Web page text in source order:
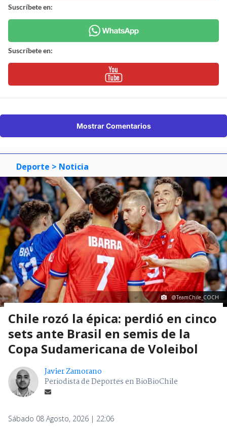
Suscríbete en:
Suscríbete en:
Mostrar Comentarios
Deporte > Noticia
@TeamChile_COCH
Chile rozó la épica: perdió en cinco
sets ante Brasil en semis de la
Copa Sudamericana de Voleibol
Javier Zamorano
Periodista de Deportes en BioBioChile
Sábado 08 Agosto, 2026 | 22:06